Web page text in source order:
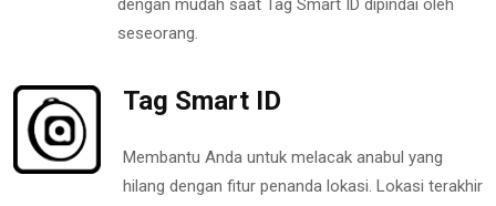
dengan mudah saat Tag Smart ID dipindai oleh
seseorang.
Tag Smart ID
Membantu Anda untuk melacak anabul yang
hilang dengan fitur penanda lokasi. Lokasi terakhir